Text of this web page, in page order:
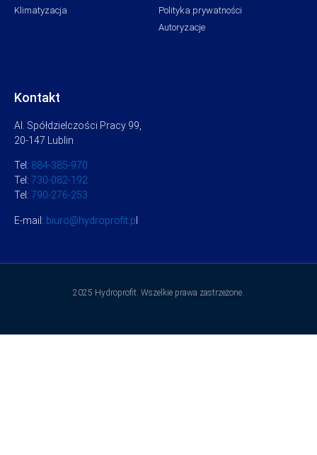
Klimatyzacja
Polityka prywatności
Autoryzacje
Kontakt
Al. Spółdzielczości Pracy 99,
20-147 Lublin
Tel: 884-385-970
Tel: 730-082-192
Tel: 790-276-253
E-mail: biuro@hydroprofit.p
2025 Hydroprofit. Wszelkie prawa zastrzeżone.